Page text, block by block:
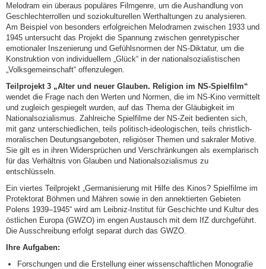
Melodram ein überaus populäres Filmgenre, um die Aushandlung von
Geschlechterrollen und soziokulturellen Werthaltungen zu analysieren.
Am Beispiel von besonders erfolgreichen Melodramen zwischen 1933 und
1945 untersucht das Projekt die Spannung zwischen genretypischer
emotionaler Inszenierung und Gefühlsnormen der NS-Diktatur, um die
Konstruktion von individuellem „Glück“ in der nationalsozialistischen
„Volksgemeinschaft“ offenzulegen.
Teilprojekt 3 „Alter und neuer Glauben. Religion im NS-Spielfilm“
wendet die Frage nach den Werten und Normen, die im NS-Kino vermittelt
und zugleich gespiegelt wurden, auf das Thema der Gläubigkeit im
Nationalsozialismus. Zahlreiche Spielfilme der NS-Zeit bedienten sich,
mit ganz unterschiedlichen, teils politisch-ideologischen, teils christlich-
moralischen Deutungsangeboten, religiöser Themen und sakraler Motive.
Sie gilt es in ihren Widersprüchen und Verschränkungen als exemplarisch
für das Verhältnis von Glauben und Nationalsozialismus zu
entschlüsseln.
Ein viertes Teilprojekt „Germanisierung mit Hilfe des Kinos? Spielfilme im
Protektorat Böhmen und Mähren sowie in den annektierten Gebieten
Polens 1939–1945“ wird am Leibniz-Institut für Geschichte und Kultur des
östlichen Europa (GWZO) im engen Austausch mit dem IfZ durchgeführt.
Die Ausschreibung erfolgt separat durch das GWZO.
Ihre Aufgaben:
Forschungen und die Erstellung einer wissenschaftlichen Monografie